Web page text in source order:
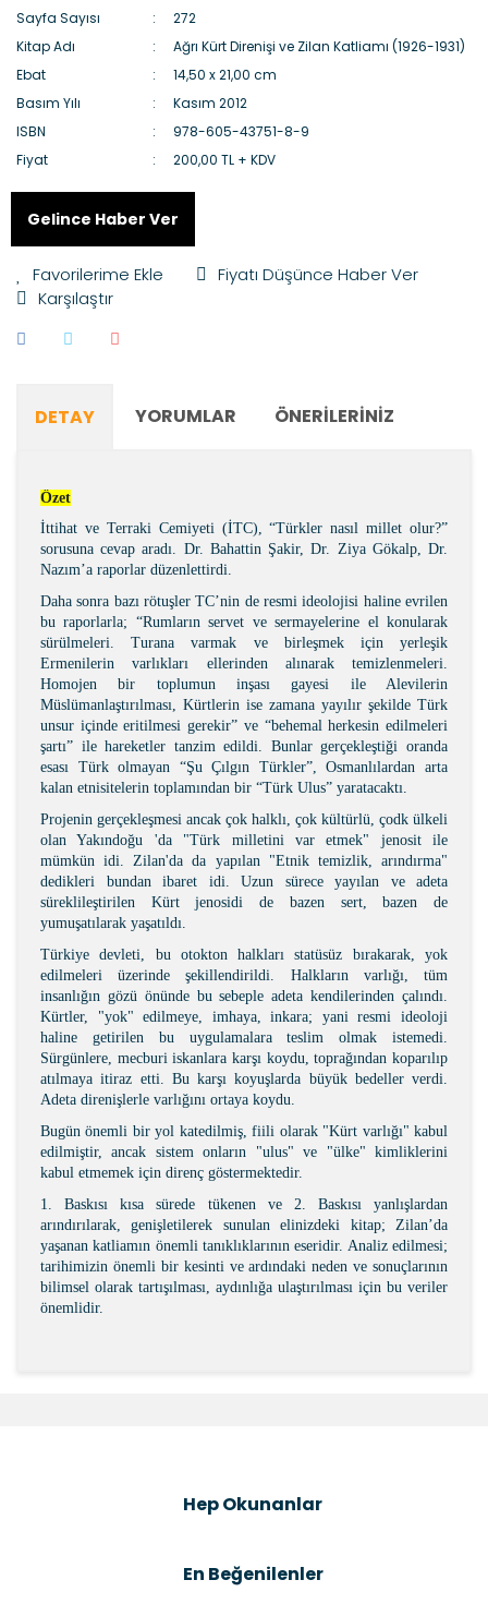
Sayfa Sayısı
272
Kitap Adı
Ağrı Kürt Direnişi ve Zilan Katliamı (1926-1931)
Ebat
14,50 x 21,00 cm
Basım Yılı
Kasım 2012
ISBN
978-605-43751-8-9
Fiyat
200,00 TL + KDV
Gelince Haber Ver
Fiyatı Düşünce Haber Ver
Karşılaştır
DETAY YORUMLAR ÖNERILERINIZ
Özet
İttihat ve Terraki Cemiyeti (İT­C), “Türkler nasıl millet olur?”
sorusuna cevap aradı. Dr. Bahattin Şakir, Dr. Ziya Gökalp, Dr.
Nazım’a raporlar düzenlettirdi.
Daha sonra bazı rötuşler TC’nin de resmi ideolojisi haline evrilen
bu raporlarla; “Rumların servet ve sermayelerine el konularak
sürülmeleri. Turana varmak ve birleşmek için yerleşik
Ermenilerin varlıkları ellerinden alınarak temizlenmeleri.
Homojen bir toplumun inşası gayesi ile Alevilerin
Müslümanlaştırılması, Kürtlerin ise zamana yayılır şekilde Türk
unsur içinde eritilmesi gerekir” ve “behemal herkesin edilmeleri
şartı” ile hareketler tanzim edildi. Bunlar gerçekleştiği oranda
esası Türk olmayan “Şu Çılgın Türkler”, Osmanlılardan arta
kalan etnisitelerin toplamından bir “Türk Ulus” yaratacaktı.
Projenin gerçekleşmesi ancak çok halklı, çok kültürlü, çodk ülkeli
olan Yakındoğu 'da "Türk milletini var etmek" jenosit ile
mümkün idi. Zilan'da da yapılan "Etnik temizlik, arındırma"
dedikleri bundan ibaret idi. Uzun sürece yayılan ve adeta
süreklileştirilen Kürt jenosidi de bazen sert, bazen de
yumuşatılarak yaşatıldı.
Türkiye devleti, bu otokton halkları statüsüz bırakarak, yok
edilmeleri üzerinde şekillendirildi. Halkların varlığı, tüm
insanlığın gözü önünde bu sebeple adeta kendilerinden çalındı.
Kürtler, "yok" edilmeye, imhaya, inkara; yani resmi ideoloji
haline getirilen bu uygulamalara teslim olmak istemedi.
Sürgünlere, mecburi iskanlara karşı koydu, toprağından koparılıp
atılmaya itiraz etti. Bu karşı koyuşlarda büyük bedeller verdi.
Adeta direnişlerle varlığını ortaya koydu.
Bugün önemli bir yol katedilmiş, fiili olarak "Kürt varlığı" kabul
edilmiştir, ancak sistem onların "ulus" ve "ülke" kimliklerini
kabul etmemek için direnç göstermektedir.
1. Baskısı kısa sürede tükenen ve 2. Baskısı yanlışlardan
arındırılarak, genişletilerek sunulan elinizdeki kitap; Zilan’da
yaşanan katliamın önemli tanıklıklarının eseridir. Analiz edilmesi;
tarihimizin önemli bir kesinti ve ardındaki neden ve sonuçlarının
bilimsel olarak tartışılması, aydınlığa ulaştırılması için bu veriler
önemlidir.
Ürün açıklamasında eksik bilgiler bulunuyor.
Ürün fiyatı diğer sitelerden daha pahalı.
Hep Okunanlar
En Beğenilenler